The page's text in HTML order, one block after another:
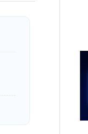
억원 규모 압류재산 1506